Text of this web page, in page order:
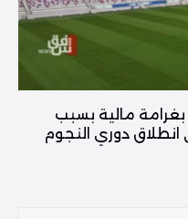
بغرامة مالية بسبب
دوري النجوم